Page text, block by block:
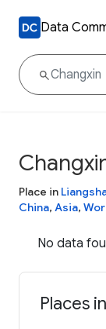
Data
Place in
China, Asia,
No data
Places